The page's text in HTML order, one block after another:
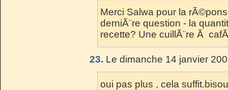
Merci Salwa pour la
derniÃ¨re question - la
recette? Une cuillÃ¨re Ã
23. Le dimanche 14 janvier
oui pas plus , cela